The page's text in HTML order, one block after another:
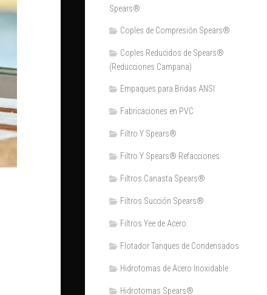
Spears®
Coples de Compresión Spears®
Coples Reducidos de Spears®
(Reducciones Campana)
Empaques para Bridas ANSI
Fabricaciones en PVC
Filtro Y Spears®
Filtro Y Spears® Refacciones
Filtros Canasta Spears®
Filtros Succión Spears®
Filtros Yee de Acero
Flotador Tanques de Condensados
Hidrotomas de Acero Inoxidable
Hidrotomas Spears®